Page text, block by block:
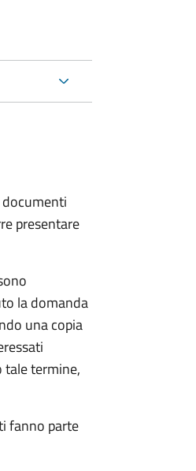
presentare
la domanda
una copia
tale termine,
fanno parte